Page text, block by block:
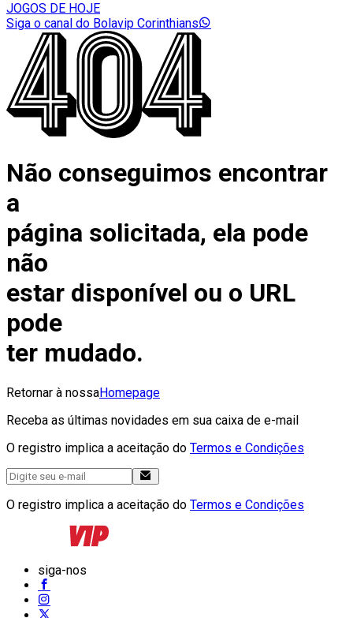
JOGOS DE HOJE
Siga o canal do Bolavip Corinthians
Não conseguimos encontrar
a
página solicitada, ela pode
não
estar disponível ou o URL
pode
ter mudado.
Retornar à nossaHomepage
Receba as últimas novidades em sua caixa de e-mail
O registro implica a aceitação do Termos e Condições
O registro implica a aceitação do Termos e Condições
siga-nos